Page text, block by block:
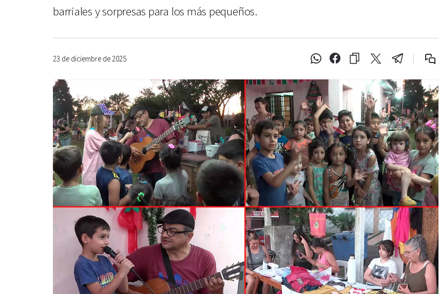
barriales y sorpresas para los más pequeños.
23 de diciembre de 2025